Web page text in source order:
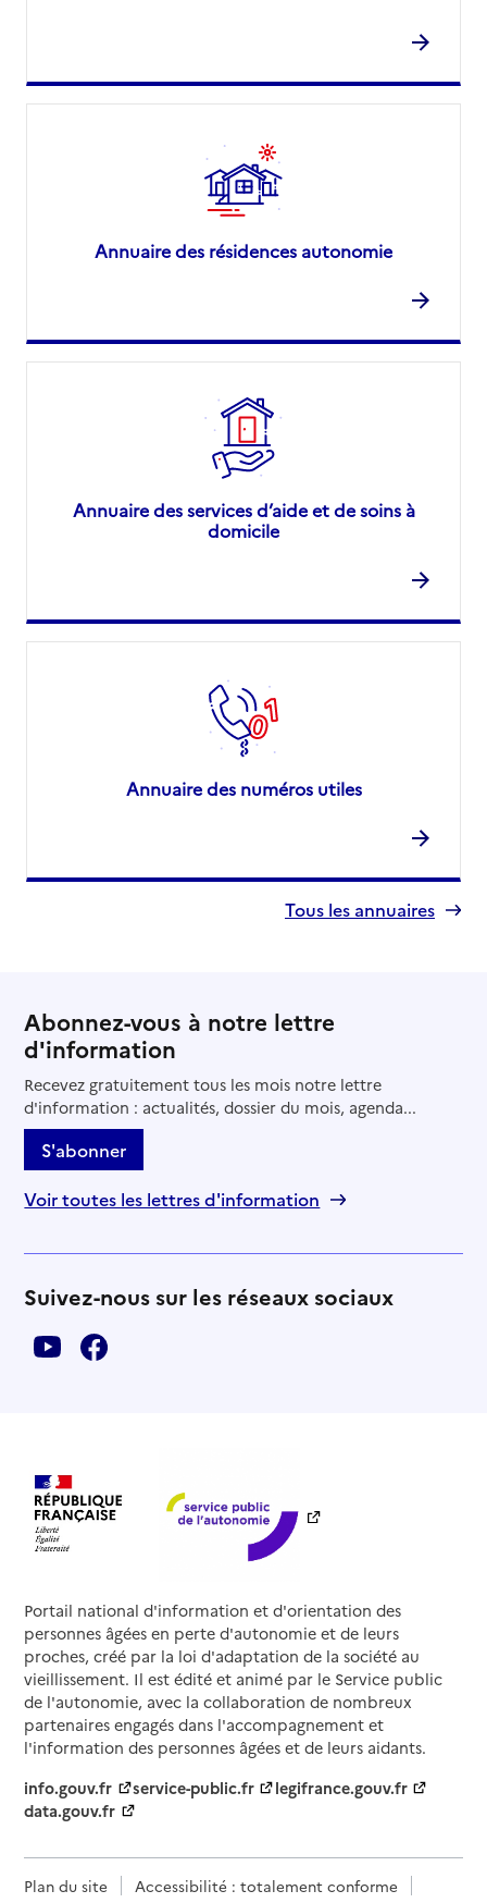
Annuaire des résidences autonomie
Annuaire des services d’aide et de soins à
domicile
Annuaire des numéros utiles
Tous les annuaires
Abonnez-vous à notre lettre
d'information
Recevez gratuitement tous les mois notre lettre
d'information : actualités, dossier du mois, agenda...
S'abonner
Voir toutes les lettres d'information
Suivez-nous sur les réseaux sociaux
Portail national d'information et d'orientation des
personnes âgées en perte d'autonomie et de leurs
proches, créé par la loi d'adaptation de la société au
vieillissement. Il est édité et animé par le Service public
de l'autonomie, avec la collaboration de nombreux
partenaires engagés dans l'accompagnement et
l'information des personnes âgées et de leurs aidants.
info.gouv.fr
service-public.fr
legifrance.gouv.fr
data.gouv.fr
Plan du site
Accessibilité : totalement conforme